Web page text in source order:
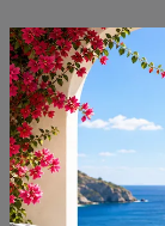
Negozio Di
Negozio Di